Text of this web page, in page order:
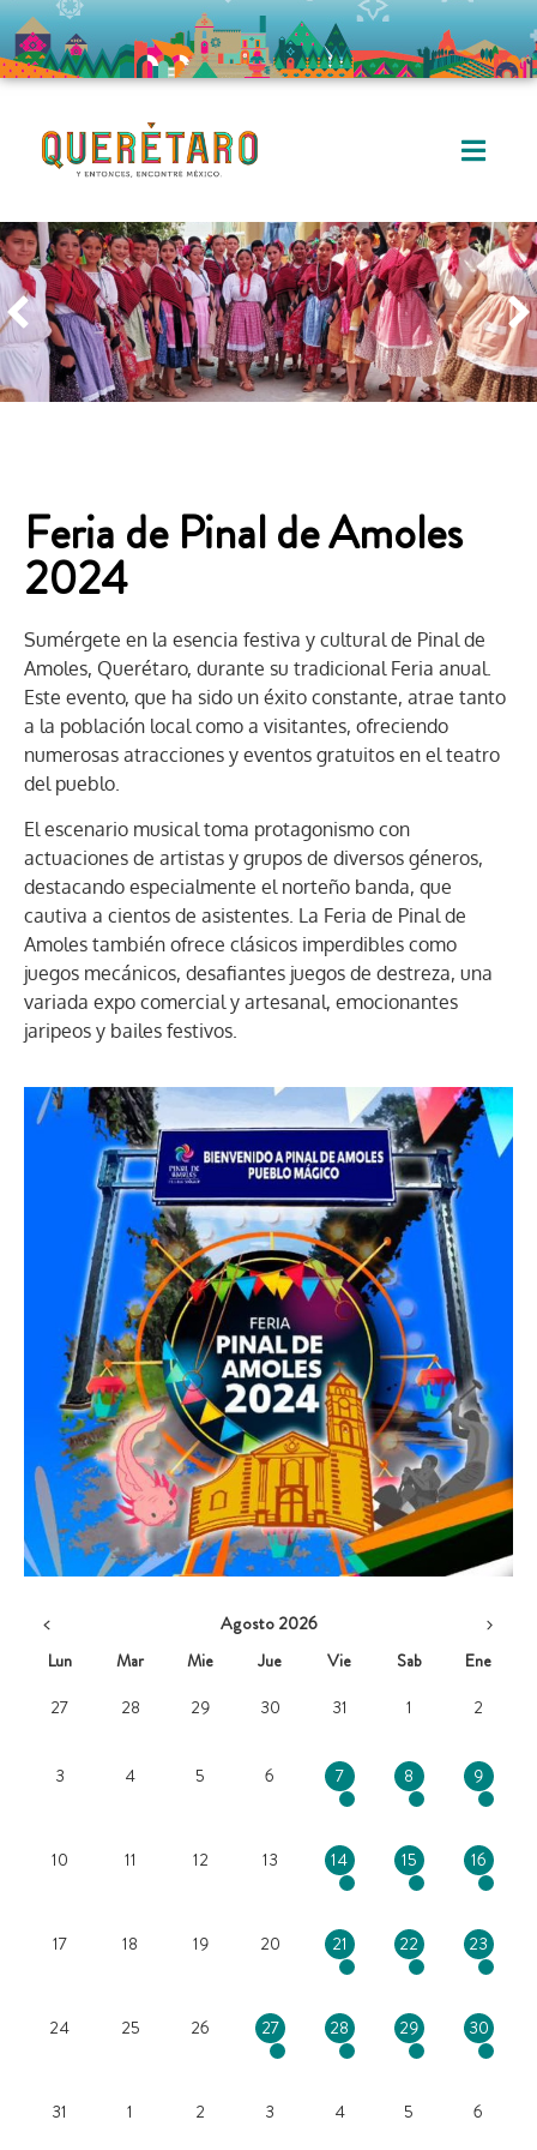
Feria de Pinal de Amoles
2024
Sumérgete en la esencia festiva y cultural de Pinal de
Amoles, Querétaro, durante su tradicional Feria anual.
Este evento, que ha sido un éxito constante, atrae tanto
a la población local como a visitantes, ofreciendo
numerosas atracciones y eventos gratuitos en el teatro
del pueblo.
El escenario musical toma protagonismo con
actuaciones de artistas y grupos de diversos géneros,
destacando especialmente el norteño banda, que
cautiva a cientos de asistentes. La Feria de Pinal de
Amoles también ofrece clásicos imperdibles como
juegos mecánicos, desafiantes juegos de destreza, una
variada expo comercial y artesanal, emocionantes
jaripeos y bailes festivos.
Agosto 2026
Lun
Mar Mie Jue Vie Sab
Ene
27
28 29 30 31 1 2
3 4 5 6 7 8 9
10 11 12 13 14 15 16
17 18 19 20 21 22 23
24 25 26 27 28 29 30
31 1 2 3 4 5 6